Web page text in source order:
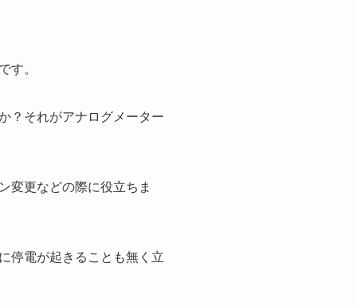
す。
？それがアナログメーター
変更などの際に役立ちま
停電が起きることも無く立